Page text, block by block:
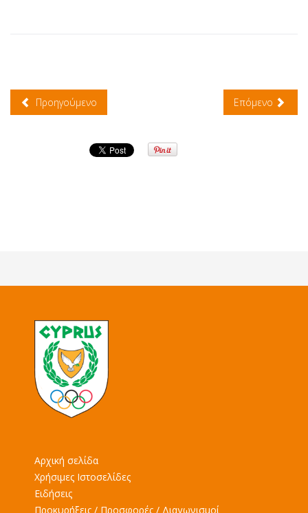
Προηγούμενο Επόμενο
Αρχική σελίδα
Χρήσιμες Ιστοσελίδες
Ειδήσεις
Προκυρήξεις / Προσφορές / Διαγωνισμοί